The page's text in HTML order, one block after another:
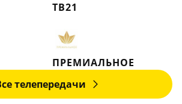
ТВ21
ПРЕМИАЛЬНОЕ
телепередачи